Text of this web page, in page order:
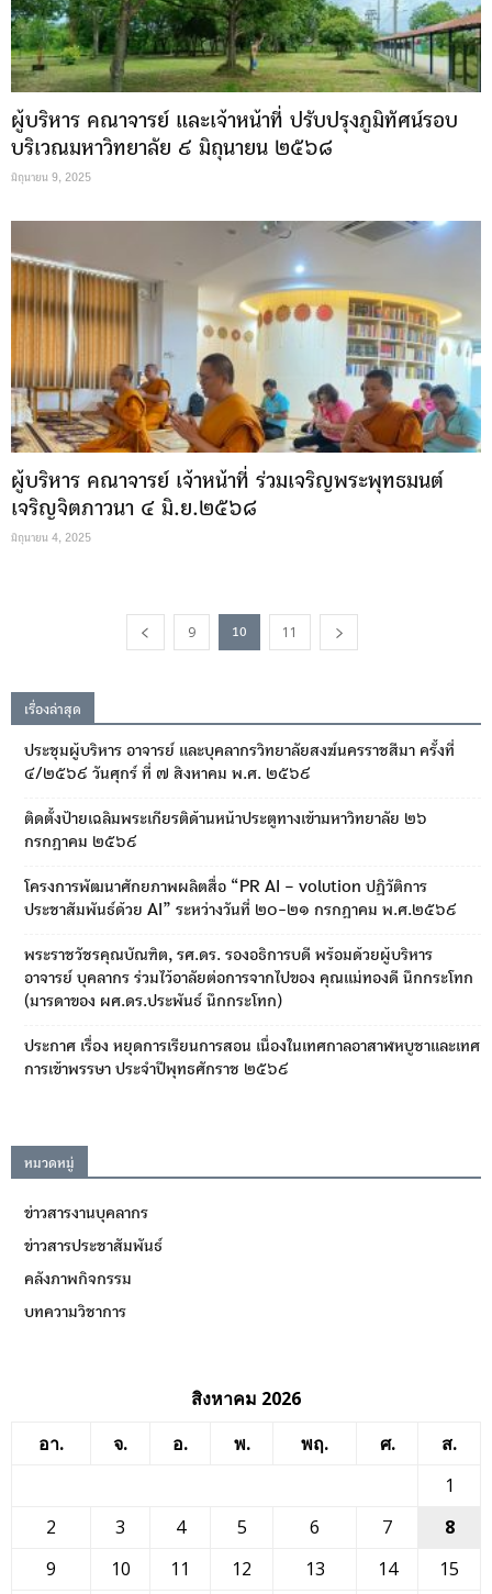
ผู้บริหาร คณาจารย์ และเจ้าหน้าที่ ปรับปรุงภูมิทัศน์รอบ
บริเวณมหาวิทยาลัย ๙ มิถุนายน ๒๕๖๘
มิถุนายน 9, 2025
ผู้บริหาร คณาจารย์ เจ้าหน้าที่ ร่วมเจริญพระพุทธมนต์
เจริญจิตภาวนา ๔ มิ.ย.๒๕๖๘
มิถุนายน 4, 2025
9 10 11
เรื่องล่าสุด
ประชุมผู้บริหาร อาจารย์ และบุคลากรวิทยาลัยสงฆ์นครราชสีมา ครั้งที่
๔/๒๕๖๙ วันศุกร์ ที่ ๗ สิงหาคม พ.ศ. ๒๕๖๙
ติดตั้งป้ายเฉลิมพระเกียรติด้านหน้าประตูทางเข้ามหาวิทยาลัย ๒๖
กรกฎาคม ๒๕๖๙
โครงการพัฒนาศักยภาพผลิตสื่อ “PR AI – volution ปฏิวัติการ
ประชาสัมพันธ์ด้วย AI” ระหว่างวันที่ ๒๐-๒๑ กรกฎาคม พ.ศ.๒๕๖๙
พระราชวัชรคุณบัณฑิต, รศ.ดร. รองอธิการบดี พร้อมด้วยผู้บริหาร
อาจารย์ บุคลากร ร่วมไว้อาลัยต่อการจากไปของ คุณแม่ทองดี นึกกระโทก
(มารดาของ ผศ.ดร.ประพันธ์ นึกกระโทก)
ประกาศ เรื่อง หยุดการเรียนการสอน เนื่องในเทศกาลอาสาฬหบูชาและเทศ
การเข้าพรรษา ประจำปีพุทธศักราช ๒๕๖๙
หมวดหมู่
ข่าวสารงานบุคลากร
ข่าวสารประชาสัมพันธ์
คลังภาพกิจกรรม
บทความวิชาการ
สิงหาคม 2026
อา.
จ. อ. พ. พฤ. ศ.
ส.
1
2
3 4 5 6 7
8
9
10 11 12 13 14 15